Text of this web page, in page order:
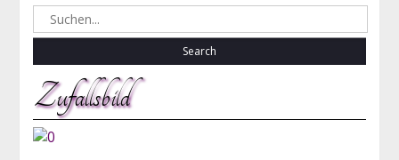
Search
for:
Zufallsbild